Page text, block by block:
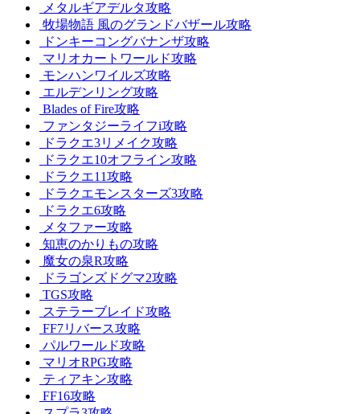
メタルギアデルタ攻略
牧場物語 風のグランドバザール攻略
ドンキーコングバナンザ攻略
マリオカートワールド攻略
モンハンワイルズ攻略
エルデンリング攻略
Blades of Fire攻略
ファンタジーライフi攻略
ドラクエ3リメイク攻略
ドラクエ10オフライン攻略
ドラクエ11攻略
ドラクエモンスターズ3攻略
ドラクエ6攻略
メタファー攻略
知恵のかりもの攻略
魔女の泉R攻略
ドラゴンズドグマ2攻略
TGS攻略
ステラーブレイド攻略
FF7リバース攻略
パルワールド攻略
マリオRPG攻略
ティアキン攻略
FF16攻略